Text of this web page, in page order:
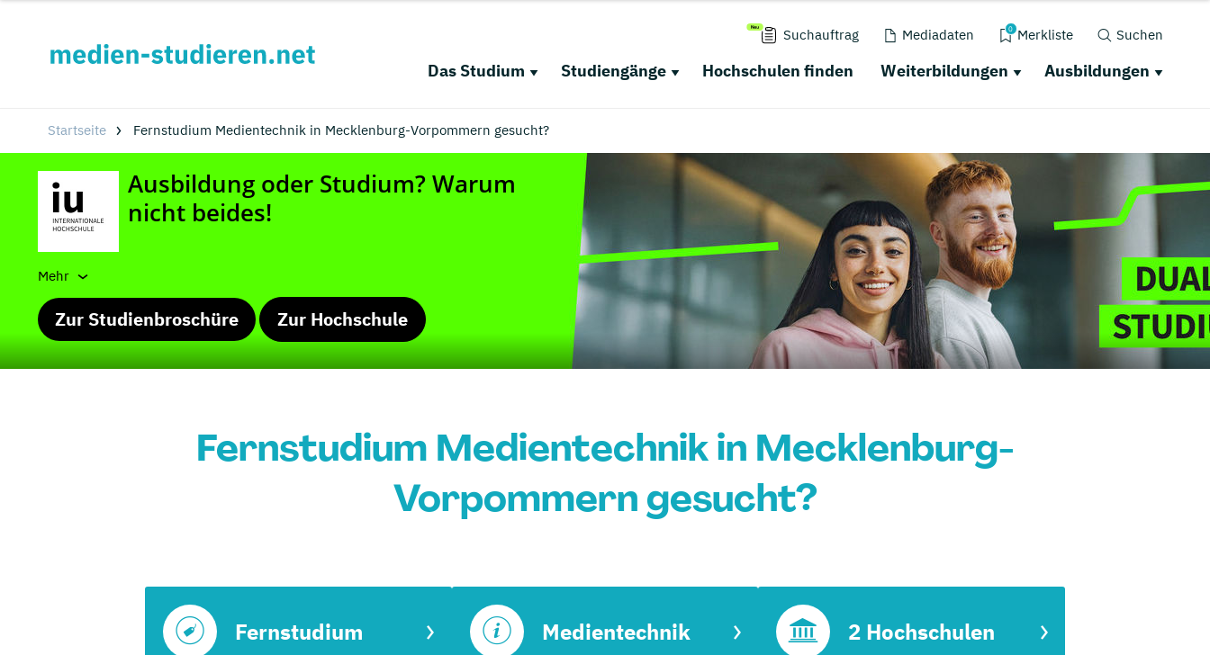
Suchauftrag Mediadaten 0 Merkliste Suchen
Das Studium Studiengänge Hochschulen finden Weiterbildungen Ausbildungen
Startseite Fernstudium Medientechnik in Mecklenburg-Vorpommern gesucht?
Mehr
Zur Studienbroschüre Zur Hochschule
Fernstudium Medientechnik in Mecklenburg-
Vorpommern gesucht?
Fernstudium Medientechnik 2 Hochschulen